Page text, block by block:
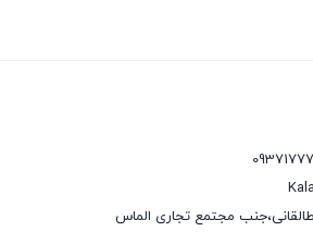
مجتمع تجاری الماس